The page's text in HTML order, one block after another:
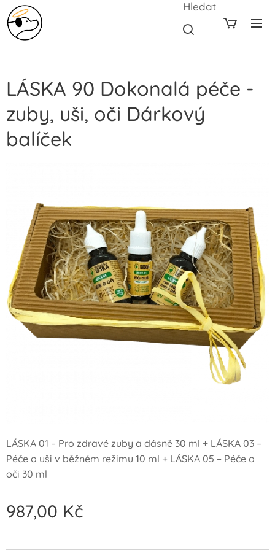
Hledat
LÁSKA 90 Dokonalá péče -
zuby, uši, oči Dárkový
balíček
LÁSKA 01 – Pro zdravé zuby a dásně 30 ml + LÁSKA 03 –
Péče o uši v běžném režimu 10 ml + LÁSKA 05 – Péče o
oči 30 ml
987,00 Kč